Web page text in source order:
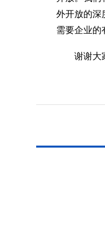
外开放的深
需要企业的
谢谢大